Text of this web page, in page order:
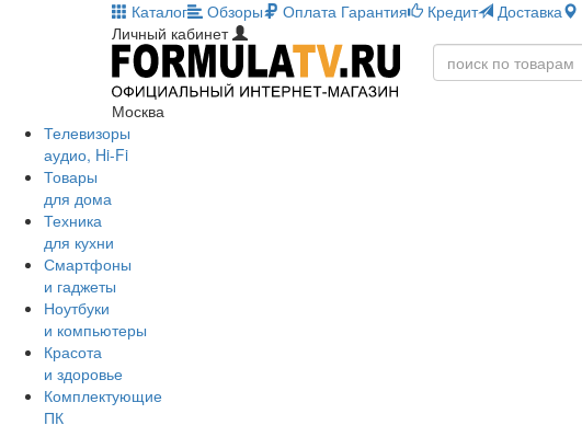
Каталог Обзоры Оплата Гарантия Кредит Доставка
Личный кабинет
Москва
Телевизоры
аудио, Hi-Fi
Товары
для дома
Техника
для кухни
Смартфоны
и гаджеты
Ноутбуки
и компьютеры
Красота
и здоровье
Комплектующие
ПК